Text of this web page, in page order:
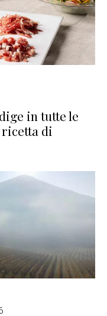
in tutte le
di